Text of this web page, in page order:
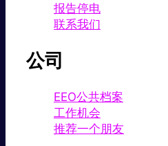
报告停电
联系我们
公司
EEO公共档案
工作机会
推荐一个朋友